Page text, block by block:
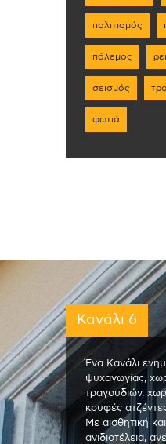
πολιτισμός
πόλεμος
σεισμός
φωτιά
Κανάλι 6
Ένα Κανάλι
ψυχαγωγίας,
τραγουδιών,
κρυφές
Με αισθητική
ανιδιοτέλεια,